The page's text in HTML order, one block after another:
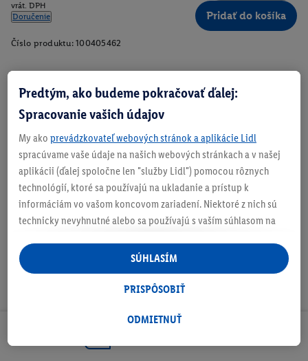
vrát. DPH
Doručenie
Pridať do košíka
Číslo produktu: 100405462
Zistite svoju veľkosť
O produkte
Predtým, ako budeme pokračovať ďalej:
Spracovanie vašich údajov
My ako prevádzkovateľ webových stránok a aplikácie Lidl
spracúvame vaše údaje na našich webových stránkach a v našej
aplikácii (ďalej spoločne len "služby Lidl") pomocou rôznych
technológií, ktoré sa používajú na ukladanie a prístup k
informáciám vo vašom koncovom zariadení. Niektoré z nich sú
technicky nevyhnutné alebo sa používajú s vaším súhlasom na
personalizovanú reklamu v rámci služieb Lidl aj mimo nich. Ak
ste účastníkom programu Lidl Plus, na tieto účely sa spracúvajú
aj údaje z vášho nákupného správania v obchode.
následne si vytvoríte účet Lidl Plus alebo sa prihlásite do svojho
tiež vytvoriť špeciálny online identifikátor z e-mailovej adresy,
ODMIETNUŤ
PRISPÔSOBIŤ
SÚHLASÍM